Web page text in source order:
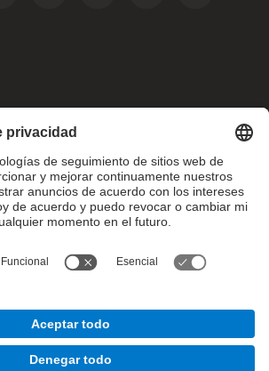
de Barcelona - Universitat Politècnica